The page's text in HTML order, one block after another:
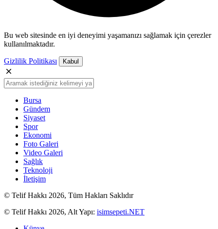
Bu web sitesinde en iyi deneyimi yaşamanızı sağlamak için çerezler
kullanılmaktadır.
Gizlilik Politikası Kabul
Bursa
Gündem
Siyaset
Spor
Ekonomi
Foto Galeri
Video Galeri
Sağlık
Teknoloji
İletişim
© Telif Hakkı 2026, Tüm Hakları Saklıdır
© Telif Hakkı 2026, Alt Yapı: isimsepeti.NET